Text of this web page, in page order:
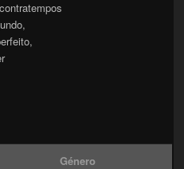
Género